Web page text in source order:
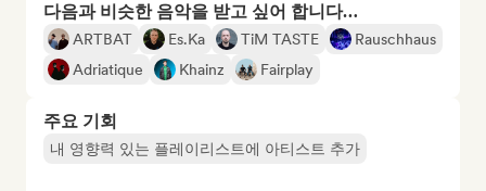
다음과 비슷한 음악을 받고 싶어 합니다…
ARTBAT Es.Ka TiM TASTE
Rauschhaus
Adriatique
Khainz Fairplay
주요 기회
내 영향력 있는 플레이리스트에 아티스트 추가